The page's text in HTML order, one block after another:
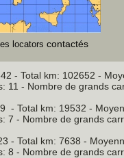
locators contactés
- Total km: 102652 -
11 - Nombre de grands
- Total km: 19532 -
7 - Nombre de grands
- Total km: 7638 -
8 - Nombre de grands